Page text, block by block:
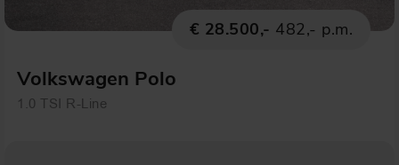
€ 28.500,- 482,- p.m.
Volkswagen Polo
1.0 TSI R-Line